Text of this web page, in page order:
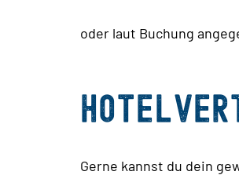
oder laut Buchung
Gerne kannst du dein